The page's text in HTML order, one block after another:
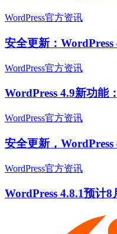
WordPress官方资讯
安全更新：WordPress
WordPress官方资讯
WordPress 4.9新功能
WordPress官方资讯
安全更新，
WordPress官方资讯
WordPress 4.8.1预计